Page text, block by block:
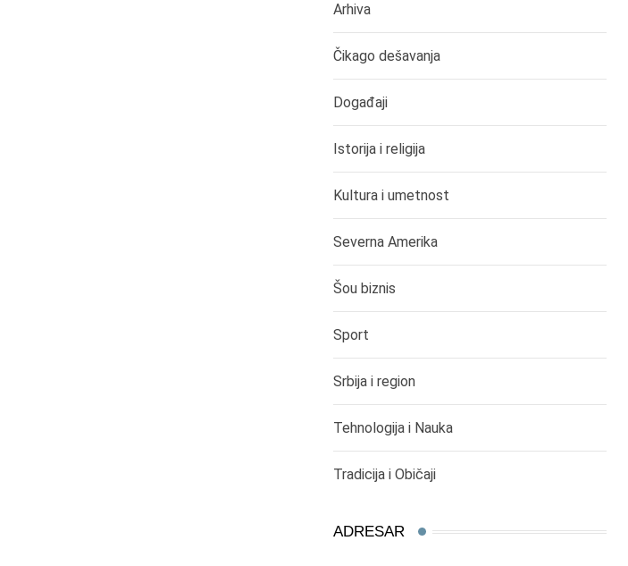
Arhiva
Čikago dešavanja
Događaji
Istorija i religija
Kultura i umetnost
Severna Amerika
Šou biznis
Sport
Srbija i region
Tehnologija i Nauka
Tradicija i Običaji
ADRESAR